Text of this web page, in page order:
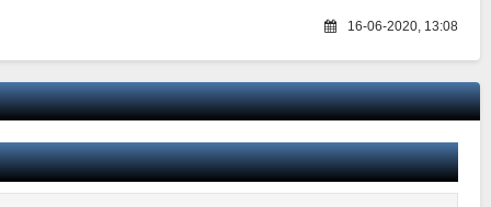
16-06-2020, 13:08